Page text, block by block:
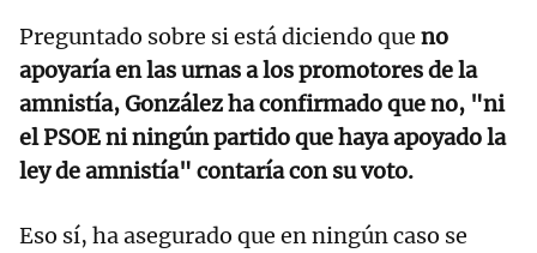
Preguntado sobre si está diciendo que no
apoyaría en las urnas a los promotores de la
amnistía, González ha confirmado que no, "ni
el PSOE ni ningún partido que haya apoyado la
ley de amnistía" contaría con su voto.
Eso sí, ha asegurado que en ningún caso se